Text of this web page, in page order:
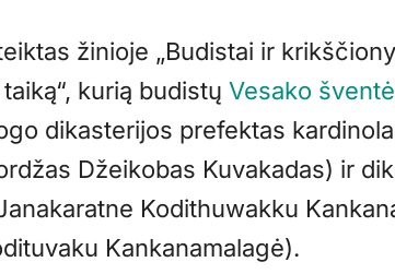
žinioje „Budistai ir
kurią budistųVesako
dikasterijos prefektas
Džeikobas Kuvakadas) ir
Kodithuwakku
Kankanamalagė).